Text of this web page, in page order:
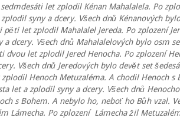
let zplodil Kénan Mahalalela. Po
syny a dcery. Všech dnů Kénanových
pěti let zplodil Mahalalel Jereda. Po zplození
a dcery. Všech dnů Mahalalelových bylo osm
dvou let zplodil Jered Henocha. Po zplození
Všech dnů Jeredových bylo devět set
Henoch Metuzaléma. A chodil Henoch s
let a zplodil syny a dcery. Všech dnů
s Bohem. A nebylo ho, neboť ho Bůh vzal.
Lámecha. Po zplození Lámecha žil